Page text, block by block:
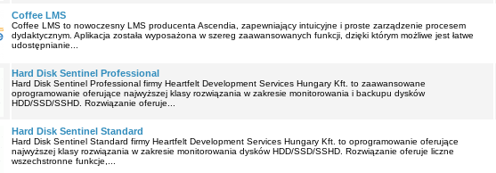
Coffee LMS
Coffee LMS to nowoczesny LMS producenta Ascendia, zapewniający intuicyjne i proste zarządzenie procesem
dydaktycznym. Aplikacja została wyposażona w szereg zaawansowanych funkcji, dzięki którym możliwe jest łatwe
udostępnianie...
Hard Disk Sentinel Professional
Hard Disk Sentinel Professional firmy Heartfelt Development Services Hungary Kft. to zaawansowane
oprogramowanie oferujące najwyższej klasy rozwiązania w zakresie monitorowania i backupu dysków
HDD/SSD/SSHD. Rozwiązanie oferuje...
Hard Disk Sentinel Standard
Hard Disk Sentinel Standard firmy Heartfelt Development Services Hungary Kft. to oprogramowanie oferujące
najwyższej klasy rozwiązania w zakresie monitorowania dysków HDD/SSD/SSHD. Rozwiązanie oferuje liczne
wszechstronne funkcje,...